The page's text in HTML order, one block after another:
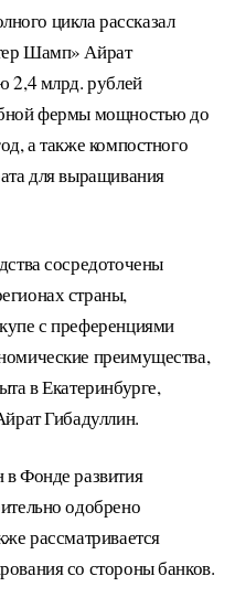
цикла рассказал
Шамп» Айрат
2,4 млрд. рублей
фермы мощностью до
а также компостного
для выращивания
сосредоточены
страны,
с преференциями
преимущества,
в Екатеринбурге,
Гибадуллин.
Фонде развития
одобрено
рассматривается
со стороны банков.